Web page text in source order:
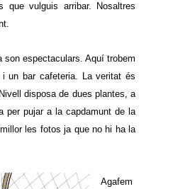
que vulguis arribar. Nosaltres
espectaculars. Aquí trobem
un bar cafeteria. La veritat és
disposa de dues plantes, a
per pujar a la capdamunt de la
les fotos ja que no hi ha la
Agafem